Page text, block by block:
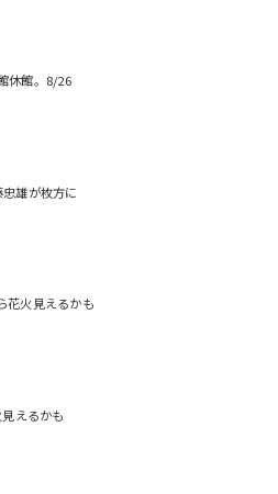
休館。8/26
雄が枚方に
花火見えるかも
えるかも